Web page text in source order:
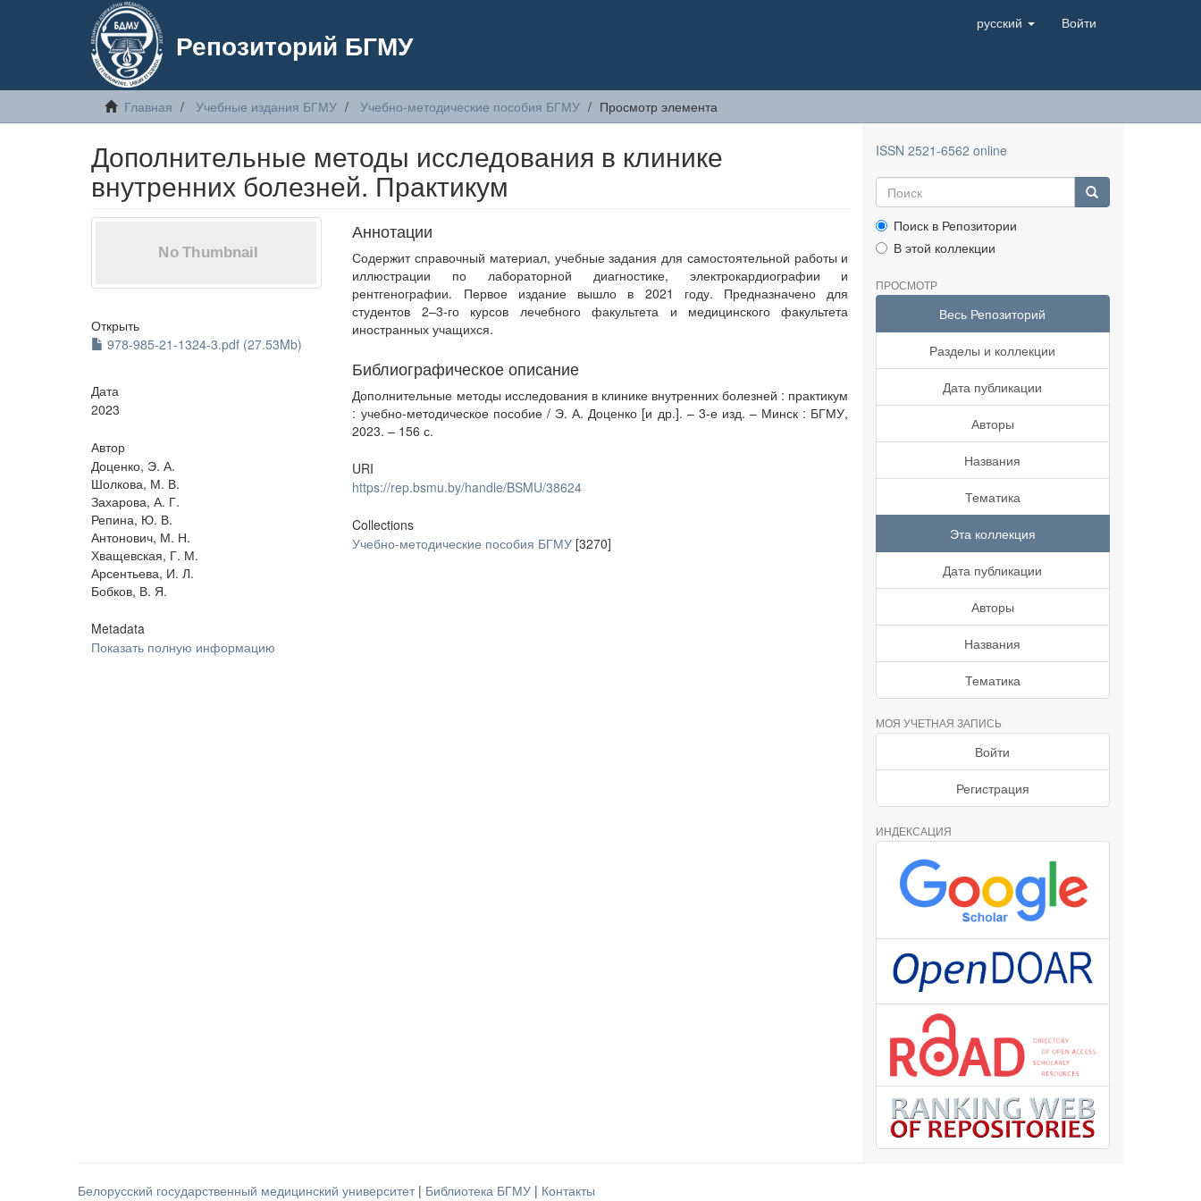
Репозиторий БГМУ
русский Войти
Главная Учебные издания БГМУ Учебно-методические пособия БГМУ Просмотр элемента
Дополнительные методы исследования в клинике
внутренних болезней. Практикум
Открыть
978-985-21-1324-3.pdf (27.53Mb)
Дата
2023
Автор
Доценко, Э. А.
Шолкова, М. В.
Захарова, А. Г.
Репина, Ю. В.
Антонович, М. Н.
Хващевская, Г. М.
Арсентьева, И. Л.
Бобков, В. Я.
Metadata
Показать полную информацию
Аннотации
Содержит справочный материал, учебные задания для самостоятельной работы и
иллюстрации по лабораторной диагностике, электрокардиографии и
рентгенографии. Первое издание вышло в 2021 году. Предназначено для
студентов 2–3-го курсов лечебного факультета и медицинского факультета
иностранных учащихся.
Библиографическое описание
Дополнительные методы исследования в клинике внутренних болезней : практикум
: учебно-методическое пособие / Э. А. Доценко [и др.]. – 3-е изд. – Минск : БГМУ,
2023. – 156 с.
URI
https://rep.bsmu.by/handle/BSMU/38624
Collections
Учебно-методические пособия БГМУ [3270]
ISSN 2521-6562 online
Поиск в Репозитории
В этой коллекции
ПРОСМОТР
Весь Репозиторий
Разделы и коллекции
Дата публикации
Авторы
Названия
Тематика
Эта коллекция
Дата публикации
Авторы
Названия
Тематика
МОЯ УЧЕТНАЯ ЗАПИСЬ
Войти
Регистрация
ИНДЕКСАЦИЯ
Белорусский государственный медицинский университет | Библиотека БГМУ | Контакты